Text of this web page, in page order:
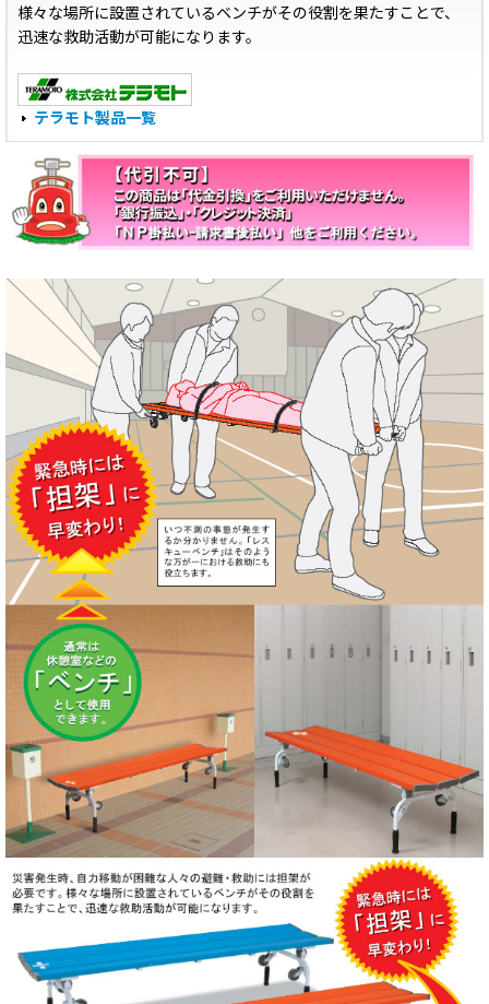
様々な場所に設置されているベンチがその役割を果たすことで、
迅速な救助活動が可能になります。
テラモト製品一覧